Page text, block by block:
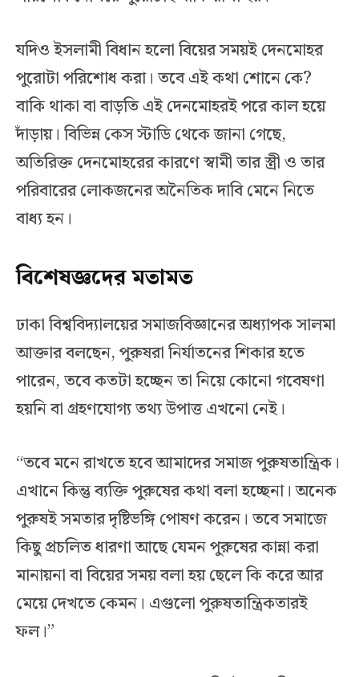
যদিও ইসলামী বিধান হলো বিয়ের সময়ই দেনমোহর
পুরোটা পরিশোধ করা। তবে এই কথা শোনে কে?
বাকি থাকা বা বাড়তি এই দেনমোহরই পরে কাল হয়ে
দাঁড়ায়। বিভিন্ন কেস স্টাডি থেকে জানা গেছে,
অতিরিক্ত দেনমোহরের কারণে স্বামী তার স্ত্রী ও তার
পরিবারের লোকজনের অনৈতিক দাবি মেনে নিতে
বাধ্য হন।
বিশেষজ্ঞদের মতামত
ঢাকা বিশ্ববিদ্যালয়ের সমাজবিজ্ঞানের অধ্যাপক সালমা
আক্তার বলছেন, পুরুষরা নির্যাতনের শিকার হতে
পারেন, তবে কতটা হচ্ছেন তা নিয়ে কোনো গবেষণা
হয়নি বা গ্রহণযোগ্য তথ্য উপাত্ত এখনো নেই।
“তবে মনে রাখতে হবে আমাদের সমাজ পুরুষতান্ত্রিক।
এখানে কিন্তু ব্যক্তি পুরুষের কথা বলা হচ্ছেনা। অনেক
পুরুষই সমতার দৃষ্টিভঙ্গি পোষণ করেন। তবে সমাজে
কিছু প্রচলিত ধারণা আছে যেমন পুরুষের কান্না করা
মানায়না বা বিয়ের সময় বলা হয় ছেলে কি করে আর
মেয়ে দেখতে কেমন। এগুলো পুরুষতান্ত্রিকতারই
ফল।”